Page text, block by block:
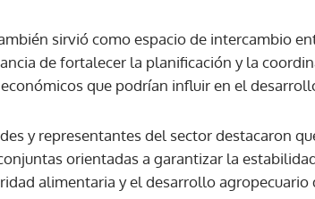
sirvió como espacio de intercambio
de fortalecer la planificación y la
que podrían influir en el
y representantes del sector destacaron
orientadas a garantizar la
alimentaria y el desarrollo agropecuario